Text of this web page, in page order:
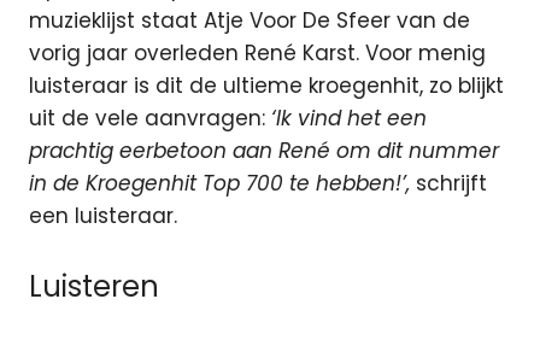
muzieklijst staat Atje Voor De Sfeer van de
vorig jaar overleden René Karst. Voor menig
luisteraar is dit de ultieme kroegenhit, zo blijkt
uit de vele aanvragen: ‘Ik vind het een
prachtig eerbetoon aan René om dit nummer
in de Kroegenhit Top 700 te hebben!’, schrijft
een luisteraar.
Luisteren